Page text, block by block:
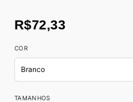
R$72,33
COR
TAMANHOS